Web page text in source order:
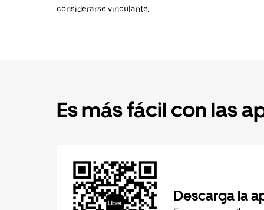
considerarse vinculante.
Es más fácil con las
Descarga la